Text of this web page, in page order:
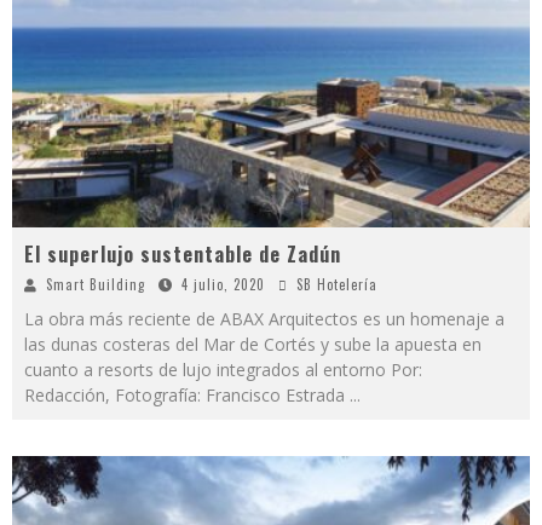
El superlujo sustentable de Zadún
Smart Building 4 julio, 2020 SB Hotelería
La obra más reciente de ABAX Arquitectos es un homenaje a
las dunas costeras del Mar de Cortés y sube la apuesta en
cuanto a resorts de lujo integrados al entorno Por:
Redacción, Fotografía: Francisco Estrada ...